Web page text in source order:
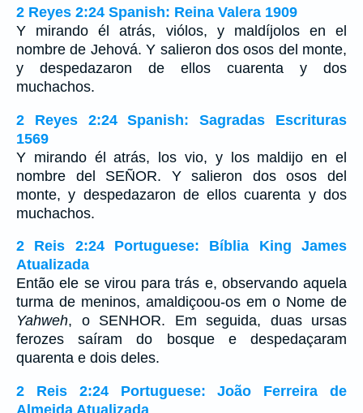
2 Reyes 2:24 Spanish: Reina Valera 1909
Y mirando él atrás, viólos, y maldíjolos en el
nombre de Jehová. Y salieron dos osos del monte,
y despedazaron de ellos cuarenta y dos
muchachos.
2 Reyes 2:24 Spanish: Sagradas Escrituras
1569
Y mirando él atrás, los vio, y los maldijo en el
nombre del SEÑOR. Y salieron dos osos del
monte, y despedazaron de ellos cuarenta y dos
muchachos.
2 Reis 2:24 Portuguese: Bíblia King James
Atualizada
Então ele se virou para trás e, observando aquela
turma de meninos, amaldiçoou-os em o Nome de
Yahweh, o SENHOR. Em seguida, duas ursas
ferozes saíram do bosque e despedaçaram
quarenta e dois deles.
2 Reis 2:24 Portuguese: João Ferreira de
Almeida Atualizada